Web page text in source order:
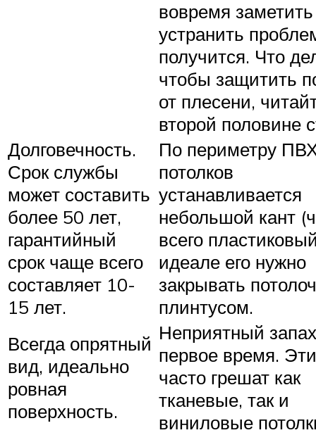
вовремя
устранить
получится. Что
чтобы защитить
от плесени,
второй половине
Долговечность.
Срок службы
может составить
более 50 лет,
гарантийный
срок чаще всего
составляет 10-
15 лет.
По периметру
потолков
устанавливается
небольшой кант
всего
идеале его нужно
закрывать
плинтусом.
Всегда опрятный
вид, идеально
ровная
поверхность.
Неприятный запах
первое время.
часто грешат как
тканевые, так и
виниловые